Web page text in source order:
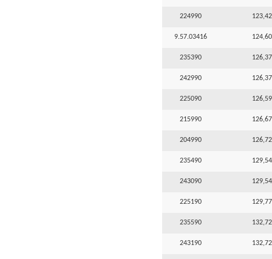
224990
9.57.03416
235390
242990
225090
215990
204990
235490
243090
225190
235590
243190